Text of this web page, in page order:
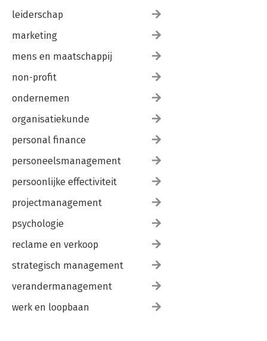
leiderschap
marketing
mens en maatschappij
non-profit
ondernemen
organisatiekunde
personal finance
personeelsmanagement
persoonlijke effectiviteit
projectmanagement
psychologie
reclame en verkoop
strategisch management
verandermanagement
werk en loopbaan